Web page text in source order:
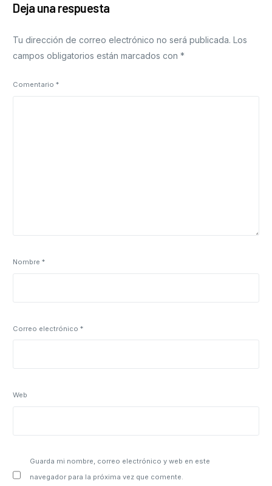
Deja una respuesta
Tu dirección de correo electrónico no será publicada. Los
campos obligatorios están marcados con*
Comentario*
Nombre*
Correo electrónico*
Web
Guarda mi nombre, correo electrónico y web en este
navegador para la próxima vez que comente.